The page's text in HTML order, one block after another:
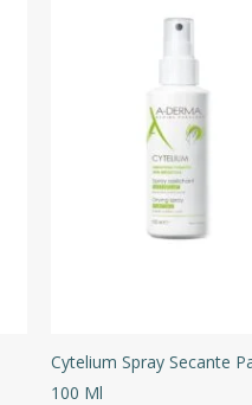
Cytelium Spray Secante
100 Ml